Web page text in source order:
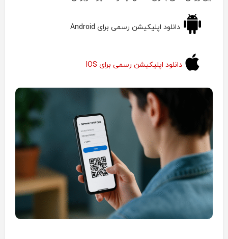
دانلود اپلیکیشن رسمی برای Android
دانلود اپلیکیشن رسمی برای IOS